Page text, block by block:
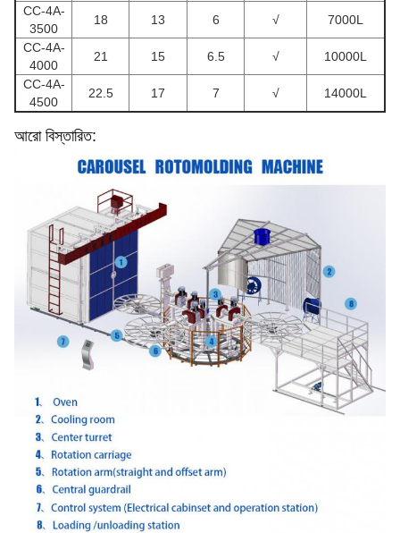
CC-4A-
3500
18 13 6 √
7000L
CC-4A-
4000
21 15 6.5 √
10000L
CC-4A-
4500
22.5 17 7 √ 14000L
আরো বিস্তারিত: